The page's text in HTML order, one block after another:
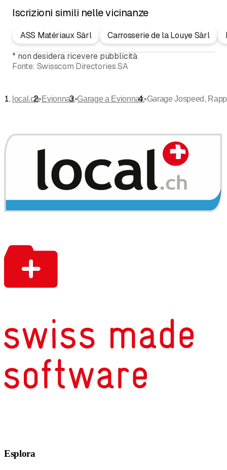
Iscrizioni simili nelle vicinanze
ASS Matériaux Sàrl Carrosserie de la Louye Sàrl
* non desidera ricevere pubblicità
Fonte: Swisscom Directories SA
local.ch•Evionnaz•Garage a Evionnaz•Garage Jospeed,
Esplora